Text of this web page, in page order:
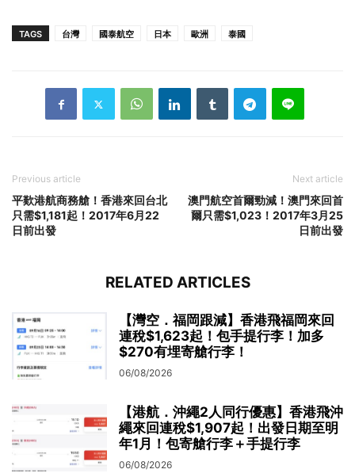
TAGS 台灣 國泰航空 日本 歐洲 泰國
Previous article
平歎港航商務艙！香港來回台北
只需$1,181起！2017年6月22
日前出發
Next article
澳門航空首爾勁減！澳門來回首
爾只需$1,023！2017年3月25
日前出發
RELATED ARTICLES
【灣空．福岡跟減】香港飛福岡來回
連稅$1,623起！包手提行李！加多
$270有埋寄艙行李！
06/08/2026
【港航．沖繩2人同行優惠】香港飛沖
繩來回連稅$1,907起！出發日期至明
年1月！包寄艙行李＋手提行李
06/08/2026